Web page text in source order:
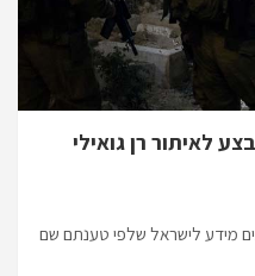
לאיתור רן גואילי
מידע לישראל שלפי טענתם שם